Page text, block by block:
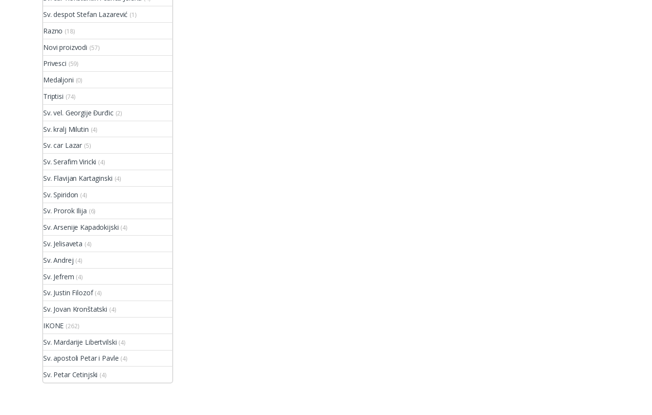
Sv. despot Stefan Lazarević (1)
Razno (18)
Novi proizvodi (57)
Privesci (59)
Medaljoni (0)
Triptisi (74)
Sv. vel. Georgije Đurđic (2)
Sv. kralj Milutin (4)
Sv. car Lazar (5)
Sv. Serafim Viricki (4)
Sv. Flavijan Kartaginski (4)
Sv. Spiridon (4)
Sv. Prorok Ilija (6)
Sv. Arsenije Kapadokijski (4)
Sv. Jelisaveta (4)
Sv. Andrej (4)
Sv. Jefrem (4)
Sv. Justin Filozof (4)
Sv. Jovan Kronštatski (4)
IKONE (262)
Sv. Mardarije Libertvilski (4)
Sv. apostoli Petar i Pavle (4)
Sv. Petar Cetinjski (4)